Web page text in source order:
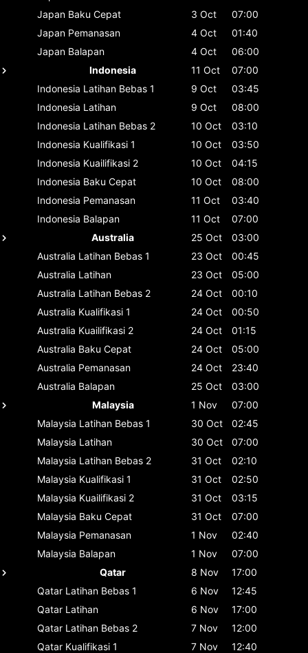
Japan Baku Cepat 3 Oct
07:00
Japan Pemanasan 4 Oct
01:40
Japan Balapan 4 Oct
06:00
Indonesia
11 Oct
07:00
Indonesia Latihan Bebas 1 9 Oct
03:45
Indonesia Latihan 9 Oct
08:00
Indonesia Latihan Bebas 2 10 Oct
03:10
Indonesia Kualifikasi 1 10 Oct
03:50
Indonesia Kuailifikasi 2 10 Oct
04:15
Indonesia Baku Cepat 10 Oct
08:00
Indonesia Pemanasan 11 Oct
03:40
Indonesia Balapan 11 Oct
07:00
Australia
25 Oct
03:00
Australia Latihan Bebas 1 23 Oct
00:45
Australia Latihan 23 Oct
05:00
Australia Latihan Bebas 2 24 Oct
00:10
Australia Kualifikasi 1 24 Oct
00:50
Australia Kuailifikasi 2 24 Oct
01:15
Australia Baku Cepat 24 Oct
05:00
Australia Pemanasan 24 Oct
23:40
Australia Balapan 25 Oct
03:00
Malaysia
1 Nov
07:00
Malaysia Latihan Bebas 1 30 Oct
02:45
Malaysia Latihan 30 Oct
07:00
Malaysia Latihan Bebas 2 31 Oct
02:10
Malaysia Kualifikasi 1 31 Oct
02:50
Malaysia Kuailifikasi 2 31 Oct
03:15
Malaysia Baku Cepat 31 Oct
07:00
Malaysia Pemanasan 1 Nov
02:40
Malaysia Balapan 1 Nov
07:00
Qatar
8 Nov
17:00
Qatar Latihan Bebas 1 6 Nov
12:45
Qatar Latihan 6 Nov
17:00
Qatar Latihan Bebas 2 7 Nov
12:00
Qatar Kualifikasi 1 7 Nov
12:40